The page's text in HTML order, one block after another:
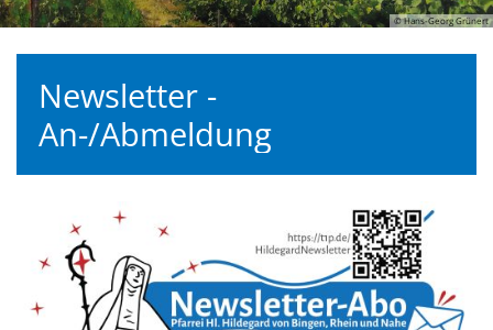
© Hans-Georg Grünert
Newsletter -
An-/Abmeldung